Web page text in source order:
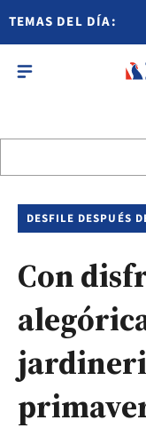
TEMAS DEL DÍA:
DESFILE DESPUÉS
Con